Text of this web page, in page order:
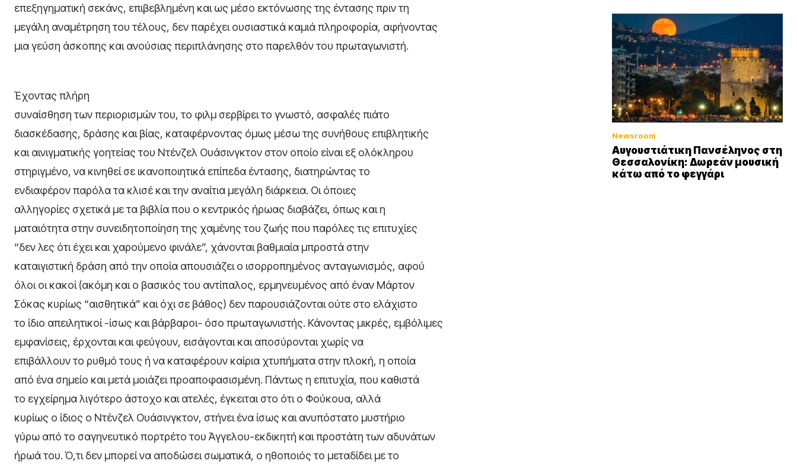
επεξηγηματική σεκάνς, επιβεβλημένη και ως μέσο εκτόνωσης της έντασης πριν τη
μεγάλη αναμέτρηση του τέλους, δεν παρέχει ουσιαστικά καμιά πληροφορία, αφήνοντας
μια γεύση άσκοπης και ανούσιας περιπλάνησης στο παρελθόν του πρωταγωνιστή.
Έχοντας πλήρη
συναίσθηση των περιορισμών του, το φιλμ σερβίρει το γνωστό, ασφαλές πιάτο
διασκέδασης, δράσης και βίας, καταφέρνοντας όμως μέσω της συνήθους επιβλητικής
και αινιγματικής γοητείας του Ντένζελ Ουάσινγκτον στον οποίο είναι εξ ολόκληρου
στηριγμένο, να κινηθεί σε ικανοποιητικά επίπεδα έντασης, διατηρώντας το
ενδιαφέρον παρόλα τα κλισέ και την αναίτια μεγάλη διάρκεια. Οι όποιες
αλληγορίες σχετικά με τα βιβλία που ο κεντρικός ήρωας διαβάζει, όπως και η
ματαιότητα στην συνειδητοποίηση της χαμένης του ζωής που παρόλες τις επιτυχίες
“δεν λες ότι έχει και χαρούμενο φινάλε”, χάνονται βαθμιαία μπροστά στην
καταιγιστική δράση από την οποία απουσιάζει ο ισορροπημένος ανταγωνισμός, αφού
όλοι οι κακοί (ακόμη και ο βασικός του αντίπαλος, ερμηνευμένος από έναν Μάρτον
Σόκας κυρίως “αισθητικά” και όχι σε βάθος) δεν παρουσιάζονται ούτε στο ελάχιστο
το ίδιο απειλητικοί -ίσως και βάρβαροι- όσο πρωταγωνιστής. Κάνοντας μικρές, εμβόλιμες
εμφανίσεις, έρχονται και φεύγουν, εισάγονται και αποσύρονται χωρίς να
επιβάλλουν το ρυθμό τους ή να καταφέρουν καίρια χτυπήματα στην πλοκή, η οποία
από ένα σημείο και μετά μοιάζει προαποφασισμένη. Πάντως η επιτυχία, που καθιστά
το εγχείρημα λιγότερο άστοχο και ατελές, έγκειται στο ότι ο Φούκουα, αλλά
κυρίως ο ίδιος ο Ντένζελ Ουάσινγκτον, στήνει ένα ίσως και ανυπόστατο μυστήριο
γύρω από το σαγηνευτικό πορτρέτο του Άγγελου-εκδικητή και προστάτη των αδυνάτων
ήρωά του. Ό,τι δεν μπορεί να αποδώσει σωματικά, ο ηθοποιός το μεταδίδει με το
Newsroom
Αυγουστιάτικη Πανσέληνος στη
Θεσσαλονίκη: Δωρεάν μουσική
κάτω από το φεγγάρι